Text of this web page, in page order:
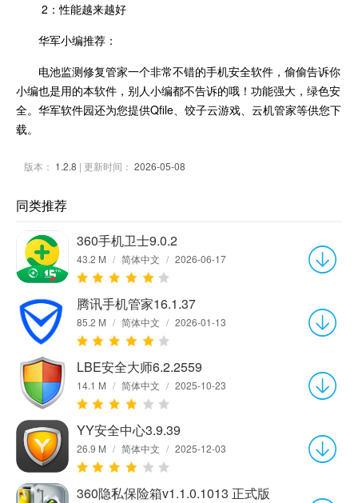
2：性能越来越好
华军小编推荐：
电池监测修复管家一个非常不错的手机安全软件，偷偷告诉你
小编也是用的本软件，别人小编都不告诉的哦！功能强大，绿色安
全。华军软件园还为您提供Qfile、饺子云游戏、云机管家等供您下
载。
版本： 1.2.8 | 更新时间： 2026-05-08
同类推荐
360手机卫士9.0.2
43.2 M / 简体中文 / 2026-06-17
腾讯手机管家16.1.37
85.2 M / 简体中文 / 2026-01-13
LBE安全大师6.2.2559
14.1 M / 简体中文 / 2025-10-23
YY安全中心3.9.39
26.9 M / 简体中文 / 2025-12-03
360隐私保险箱v1.1.0.1013 正式版